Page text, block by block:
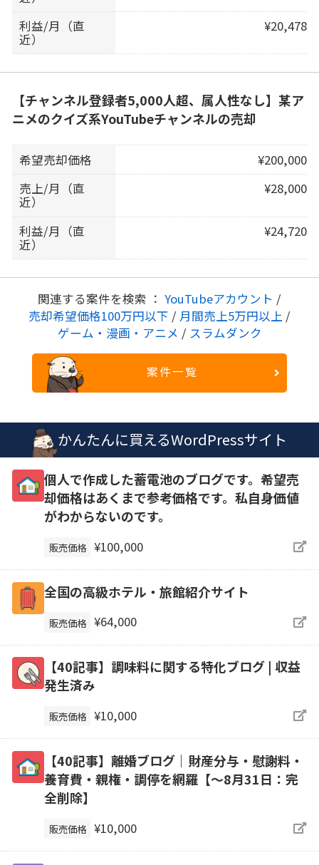
利益/月（直
近）
¥20,478
【チャンネル登録者5,000人超、属人性なし】某ア
ニメのクイズ系YouTubeチャンネルの売却
希望売却価格
¥200,000
売上/月（直
近）
¥28,000
利益/月（直
近）
¥24,720
関連する案件を検索 ： YouTubeアカウント /
売却希望価格100万円以下 / 月間売上5万円以上 /
ゲーム・漫画・アニメ / スラムダンク
案件一覧
かんたんに買えるWordPressサイト
個人で作成した蓄電池のブログです。希望売
却価格はあくまで参考価格です。私自身価値
がわからないのです。
販売価格 ¥100,000
全国の高級ホテル・旅館紹介サイト
販売価格 ¥64,000
【40記事】調味料に関する特化ブログ | 収益
発生済み
販売価格 ¥10,000
【40記事】離婚ブログ｜財産分与・慰謝料・
養育費・親権・調停を網羅【～8月31日：完
全削除】
販売価格 ¥10,000